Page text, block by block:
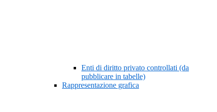
Enti di diritto privato controllati (da
pubblicare in tabelle)
Rappresentazione grafica